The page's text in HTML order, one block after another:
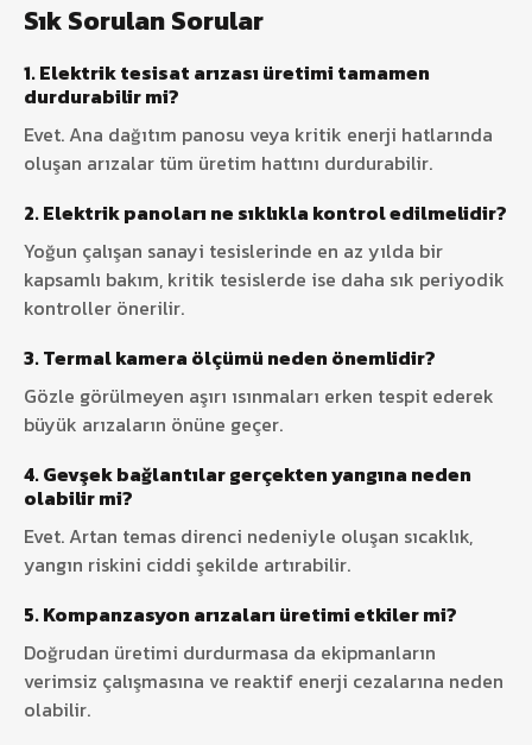
Sık Sorulan Sorular
1. Elektrik tesisat arızası üretimi tamamen
durdurabilir mi?
Evet. Ana dağıtım panosu veya kritik enerji hatlarında
oluşan arızalar tüm üretim hattını durdurabilir.
2. Elektrik panoları ne sıklıkla kontrol edilmelidir?
Yoğun çalışan sanayi tesislerinde en az yılda bir
kapsamlı bakım, kritik tesislerde ise daha sık periyodik
kontroller önerilir.
3. Termal kamera ölçümü neden önemlidir?
Gözle görülmeyen aşırı ısınmaları erken tespit ederek
büyük arızaların önüne geçer.
4. Gevşek bağlantılar gerçekten yangına neden
olabilir mi?
Evet. Artan temas direnci nedeniyle oluşan sıcaklık,
yangın riskini ciddi şekilde artırabilir.
5. Kompanzasyon arızaları üretimi etkiler mi?
Doğrudan üretimi durdurmasa da ekipmanların
verimsiz çalışmasına ve reaktif enerji cezalarına neden
olabilir.